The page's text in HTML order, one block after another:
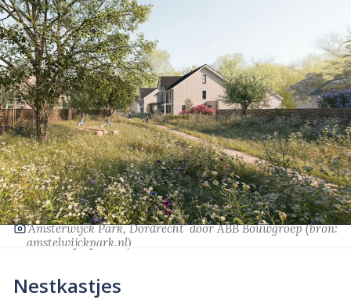
‘Amsterwijck Park, Dordrecht’door ABB Bouwgroep(bron:
amstelwijckpark.nl)
Nestkastjes